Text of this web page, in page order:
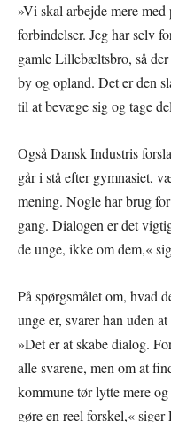
»Vi skal arbejde mere
forbindelser. Jeg har selv
gamle Lillebæltsbro, så
by og opland. Det er den
til at bevæge sig og tage
Også Dansk Industris
går i stå efter gymnasiet,
mening. Nogle har brug
gang. Dialogen er det
de unge, ikke om dem,«
På spørgsmålet om, hvad
unge er, svarer han uden
»Det er at skabe dialog.
alle svarene, men om at
kommune tør lytte mere
gøre en reel forskel,«